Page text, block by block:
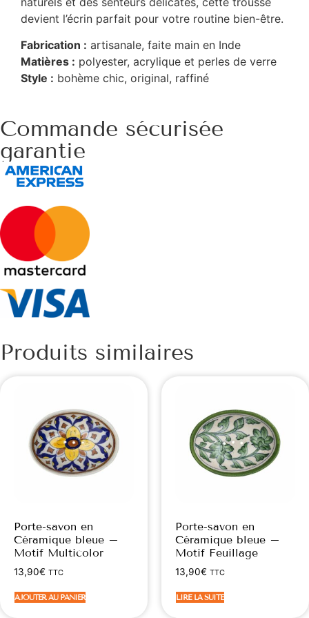
devient l’écrin parfait pour votre routine bien-être.
Fabrication : artisanale, faite main en Inde
Matières : polyester, acrylique et perles de verre
Style : bohème chic, original, raffiné
Commande sécurisée
garantie
Produits similaires
Porte-savon en
Céramique bleue –
Motif Multicolor
13,90€ TTC
AJOUTER AU PANIER
Porte-savon en
Céramique bleue –
Motif Feuillage
13,90€ TTC
LIRE LA SUITE